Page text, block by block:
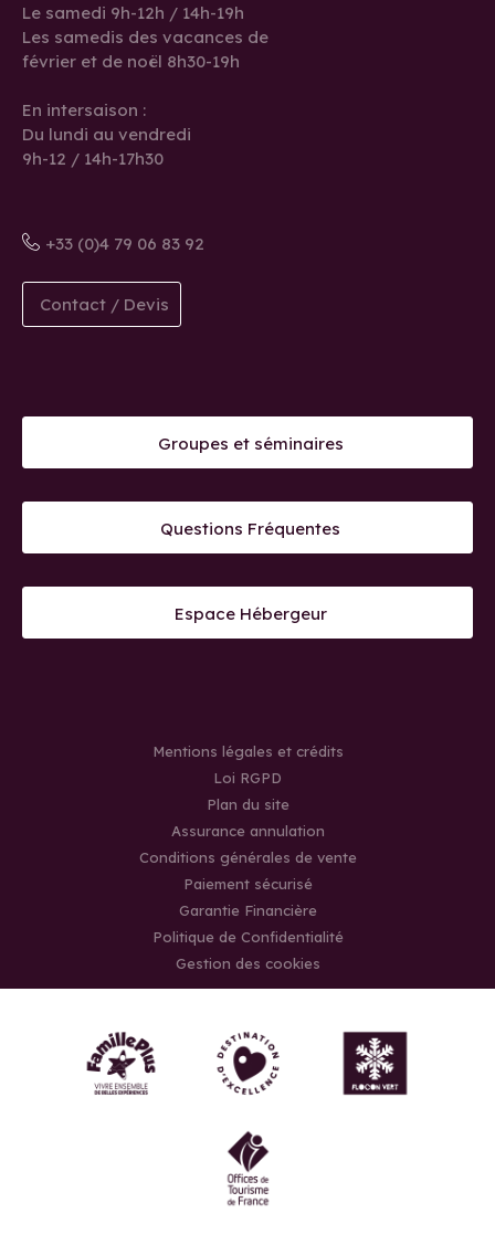
Le samedi 9h-12h / 14h-19h
Les samedis des vacances de
février et de noël 8h30-19h
En intersaison :
Du lundi au vendredi
9h-12 / 14h-17h30
+33 (0)4 79 06 83 92
Contact / Devis
Groupes et séminaires
Questions Fréquentes
Espace Hébergeur
Mentions légales et crédits
Loi RGPD
Plan du site
Assurance annulation
Conditions générales de vente
Paiement sécurisé
Garantie Financière
Politique de Confidentialité
Gestion des cookies